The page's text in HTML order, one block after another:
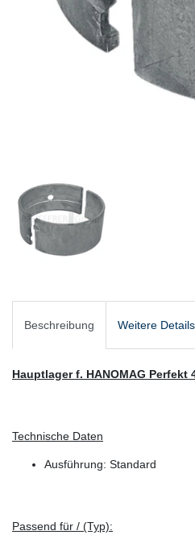
Beschreibung Weitere Details
Hauptlager f. HANOMAG Perfekt
Technische Daten
Ausführung: Standard
Passend für / (Typ):